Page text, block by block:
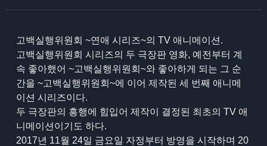
고백실행위원회 ~연애 시리즈~의 TV 애니메이션.
고백실행위원회 시리즈의 두 극장판 영화, 예전부터 계
속 좋아했어 ~고백실행위원회~와 좋아하게 되는 그 순
간을 ~고백실행위원회~에 이어 제작된 세 번째 애니메
이션 시리즈이다.
두 극장판의 흥행에 힘입어 제작이 결정된 최초의 TV 애
니메이션이기도 하다.
2017년 11월 24일 금요일 자정부터 방영을 시작하며 20